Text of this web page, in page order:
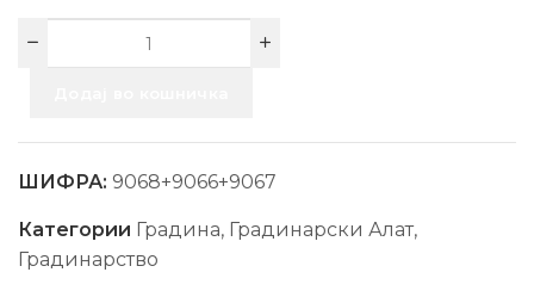
ШИФРА: 9068+9066+9067
Категории Градина, Градинарски Алат,
Градинарство